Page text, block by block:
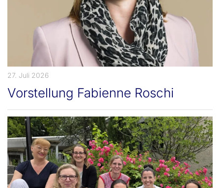
27. Juli 2026
Vorstellung Fabienne Roschi